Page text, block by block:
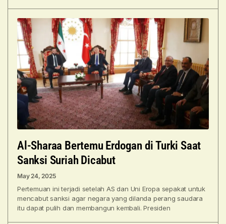
Al-Sharaa Bertemu Erdogan di Turki Saat
Sanksi Suriah Dicabut
May 24, 2025
Pertemuan ini terjadi setelah AS dan Uni Eropa sepakat untuk
mencabut sanksi agar negara yang dilanda perang saudara
itu dapat pulih dan membangun kembali. Presiden